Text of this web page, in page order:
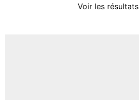
Voir les résultats